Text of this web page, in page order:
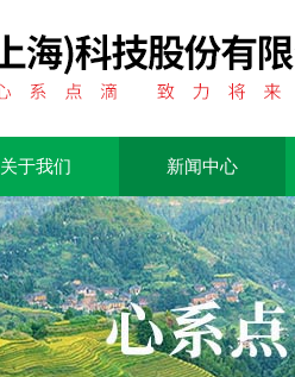
关于我们 新闻中心